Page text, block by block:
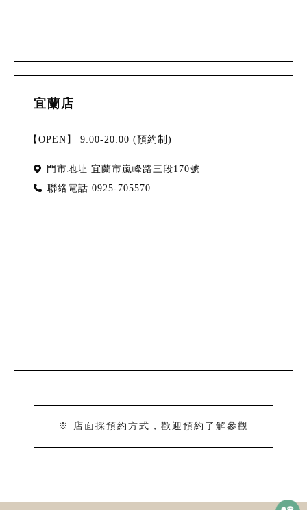
宜蘭店
【OPEN】 9:00-20:00 (預約制)
門市地址 宜蘭市嵐峰路三段170號
聯絡電話 0925-705570
※ 店面採預約方式，歡迎預約了解參觀